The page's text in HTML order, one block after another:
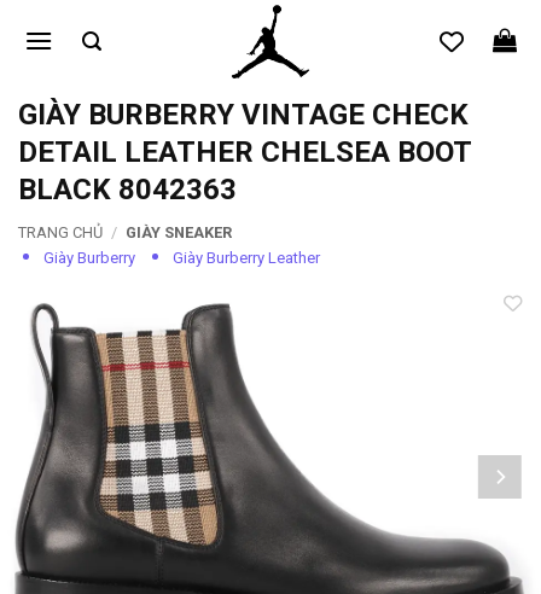
qua
dungGIÀY BURBERRY VINTAGE CHECK
DETAIL LEATHER CHELSEA BOOT
BLACK 8042363
TRANG CHỦ / GIÀY SNEAKER
Giày Burberry
Giày Burberry Leather